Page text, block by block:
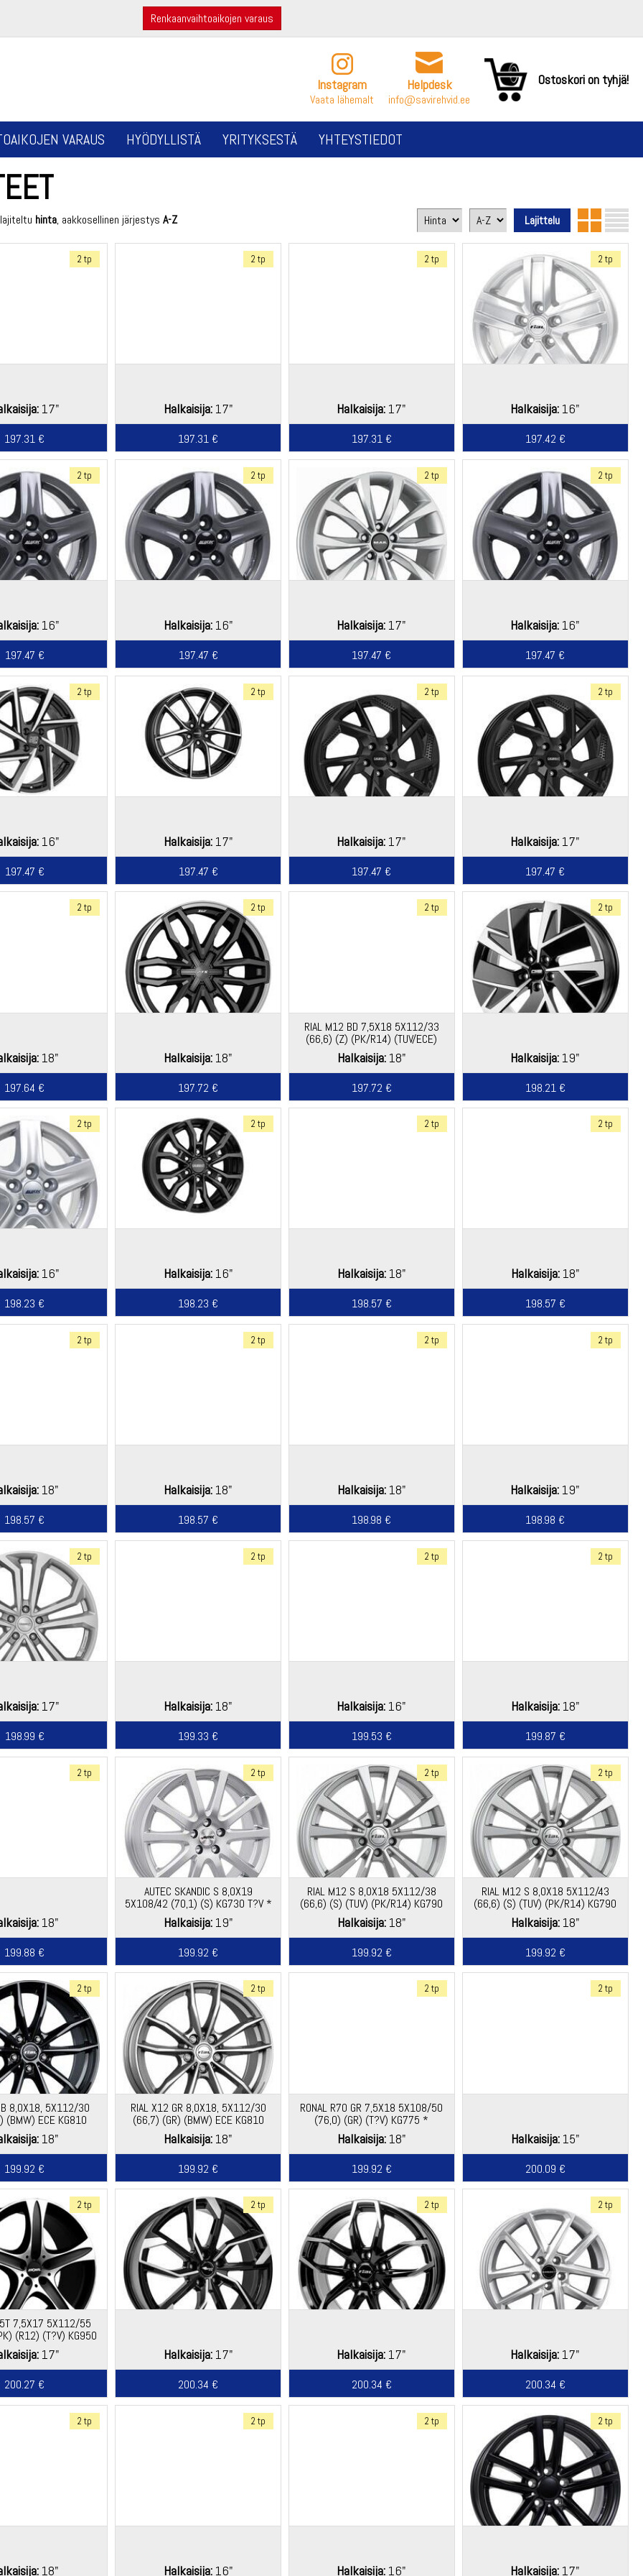
Renkaanvaihtoaikojen varaus
Instagram
Vaata lähemalt
Helpdesk
info@savirehvid.ee
Ostoskori on tyhjä!
VARAUS HYÖDYLLISTÄ YRITYKSESTÄ YHTEYSTIEDOT
hinta, aakkosellinen järjestys A-Z
2 tp
17"
197.31 €
2 tp
Halkaisija:17"
197.31 €
2 tp
Halkaisija: 17"
197.31 €
2 tp
Halkaisija: 16"
197.42 €
2 tp
16"
197.47 €
2 tp
Halkaisija:16"
197.47 €
2 tp
Halkaisija: 17"
197.47 €
2 tp
Halkaisija: 16"
197.47 €
2 tp
16"
197.47 €
2 tp
Halkaisija:17"
197.47 €
2 tp
Halkaisija: 17"
197.47 €
2 tp
Halkaisija: 17"
197.47 €
2 tp
18"
197.64 €
2 tp
Halkaisija: 18"
197.72 €
2 tp
RIAL M12 BD 7,5X18 5X112/33
(66,6) (Z) (PK/R14) (TUV/ECE)
(MER) KG770 *
Halkaisija:18"
197.72 €
2 tp
Halkaisija: 19"
198.21 €
2 tp
16"
198.23 €
2 tp
Halkaisija:16"
198.23 €
2 tp
Halkaisija:18"
198.57 €
2 tp
Halkaisija:18"
198.57 €
2 tp
18"
198.57 €
2 tp
Halkaisija: 18"
198.57 €
2 tp
Halkaisija:18"
198.98 €
2 tp
Halkaisija: 19"
198.98 €
2 tp
17"
198.99 €
2 tp
Halkaisija: 18"
199.33 €
2 tp
Halkaisija: 16"
199.53 €
2 tp
Halkaisija:18"
199.87 €
2 tp
18"
199.88 €
2 tp
AUTEC SKANDIC S 8,0X19
5X108/42 (70,1) (S) KG730 T?V *
Halkaisija:19"
199.92 €
2 tp
RIAL M12 S 8,0X18 5X112/38
(66,6) (S) (TUV) (PK/R14) KG790
ECE GLC / GLC COUPE
Halkaisija:18"
199.92 €
2 tp
RIAL M12 S 8,0X18 5X112/43
(66,6) (S) (TUV) (PK/R14) KG790
ECE E(213/R1ES) *
Halkaisija:18"
199.92 €
2 tp
8,0X18, 5X112/30
(BMW) ECE KG810
EH2+
18"
199.92 €
2 tp
RIAL X12 GR 8,0X18, 5X112/30
(66,7) (GR) (BMW) ECE KG810
EH2+
Halkaisija: 18"
199.92 €
2 tp
RONAL R70 GR 7,5X18 5X108/50
(76,0) (GR) (T?V) KG775 *
Halkaisija:18"
199.92 €
2 tp
Halkaisija:15"
200.09 €
2 tp
7,5X17 5X112/55
(R12) (T?V) KG950
17"
200.27 €
2 tp
Halkaisija:17"
200.34 €
2 tp
Halkaisija: 17"
200.34 €
2 tp
Halkaisija: 17"
200.34 €
2 tp
18"
2 tp
Halkaisija:16"
2 tp
Halkaisija: 16"
2 tp
Halkaisija: 17"